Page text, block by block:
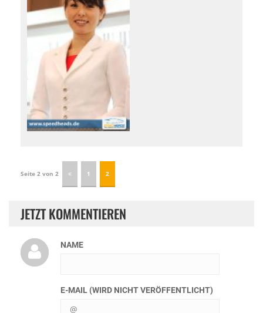
Seite 2 von 2 1 2
JETZT KOMMENTIEREN
NAME
E-MAIL (WIRD NICHT VERÖFFENTLICHT)